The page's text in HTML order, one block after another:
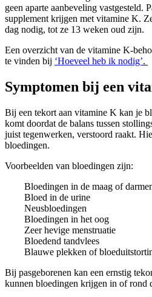
geen aparte aanbeveling vastgesteld.
supplement krijgen met vitamine K.
dag nodig, tot ze 13 weken oud zijn.
Een overzicht van de vitamine K-
te vinden bij ‘Hoeveel heb ik nodig’.
Symptomen bij een
Bij een tekort aan vitamine K kan je
komt doordat de balans tussen
juist tegenwerken, verstoord raakt.
bloedingen.
Voorbeelden van bloedingen zijn:
Bloedingen in de maag of
Bloed in de urine
Neusbloedingen
Bloedingen in het oog
Zeer hevige menstruatie
Bloedend tandvlees
Blauwe plekken of
Bij pasgeborenen kan een ernstig
kunnen bloedingen krijgen in of rond